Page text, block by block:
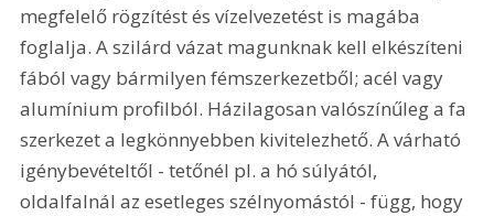
megfelelő rögzítést és vízelvezetést is magába
foglalja. A szilárd vázat magunknak kell elkészíteni
fából vagy bármilyen fémszerkezetből; acél vagy
alumínium profilból. Házilagosan valószínűleg a fa
szerkezet a legkönnyebben kivitelezhető. A várható
igénybevételtől - tetőnél pl. a hó súlyától,
oldalfalnál az esetleges szélnyomástól - függ, hogy